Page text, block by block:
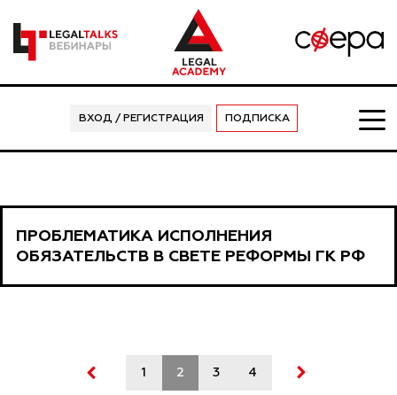
ВХОД / РЕГИСТРАЦИЯ ПОДПИСКА
ПРОБЛЕМАТИКА ИСПОЛНЕНИЯ
ОБЯЗАТЕЛЬСТВ В СВЕТЕ РЕФОРМЫ ГК РФ
1 2 3 4